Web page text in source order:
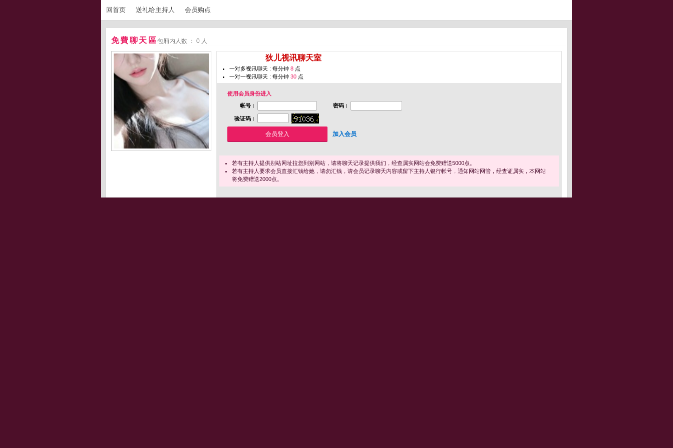
回首页 送礼给主持人 会员购点
免費聊天區包厢内人数 ： 0 人
狄儿视讯聊天室
一对多视讯聊天 : 每分钟 8 点
一对一视讯聊天 : 每分钟 30 点
使用会员身份进入
帐号 :
密码 :
验证码 :
加入会员
若有主持人提供别站网址拉您到别网站，请将聊天记录提供我们，经查属实网站会免费赠送5000点。
若有主持人要求会员直接汇钱给她，请勿汇钱，请会员记录聊天内容或留下主持人银行帐号，通知网站网管，经查证属实，本网站
将免费赠送2000点。